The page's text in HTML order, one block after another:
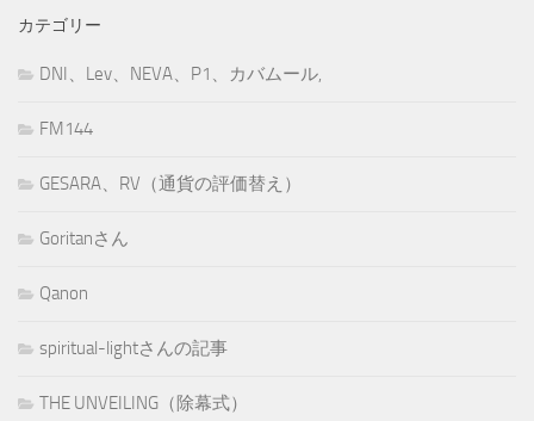
カテゴリー
DNI、Lev、NEVA、P1、カバムール,
FM144
GESARA、RV（通貨の評価替え）
Goritanさん
Qanon
spiritual-lightさんの記事
THE UNVEILING（除幕式）